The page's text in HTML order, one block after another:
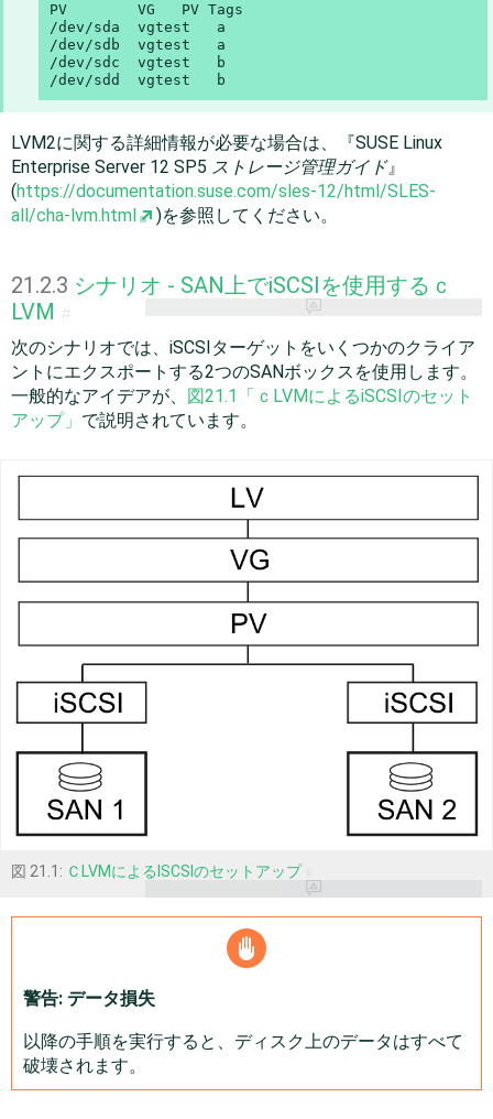
PV        VG   PV Tags
/dev/sda  vgtest   a
/dev/sdb  vgtest   a
/dev/sdc  vgtest   b
/dev/sdd  vgtest   b
LVM2に関する詳細情報が必要な場合は、『SUSE Linux
Enterprise Server 12 SP5 ストレージ管理ガイド』
(https://documentation.suse.com/sles-12/html/SLES-
all/cha-lvm.html
)を参照してください。
21.2.3 シナリオ - SAN上でiSCSIを使用するｃ
LVM
次のシナリオでは、iSCSIターゲットをいくつかのクライア
ントにエクスポートする2つのSANボックスを使用します。
一般的なアイデアが、 図21.1「ｃLVMによるiSCSIのセット
アップ」 で説明されています。
図 21.1: ＣLVMによるISCSIのセットアップ
警告: データ損失
以降の手順を実行すると、ディスク上のデータはすべて
破壊されます。